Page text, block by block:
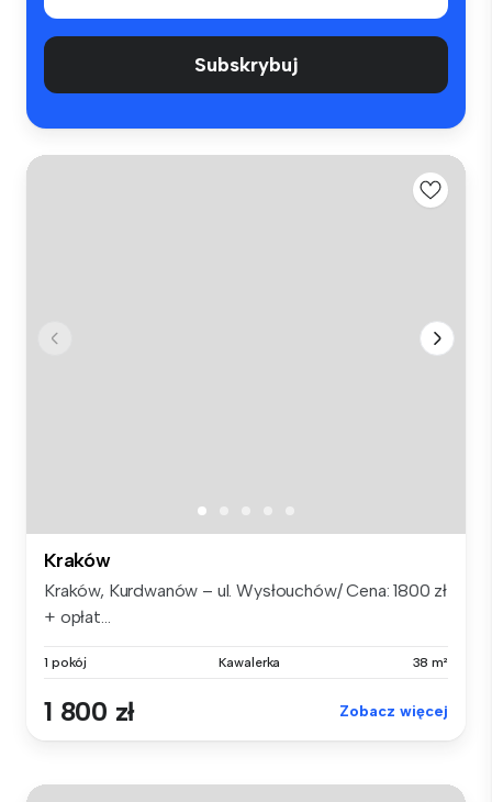
Subskrybuj
Kraków
Kraków, Kurdwanów – ul. Wysłouchów/ Cena: 1800 zł
+ opłat...
1 pokój Kawalerka 38 m²
1 800 zł Zobacz więcej